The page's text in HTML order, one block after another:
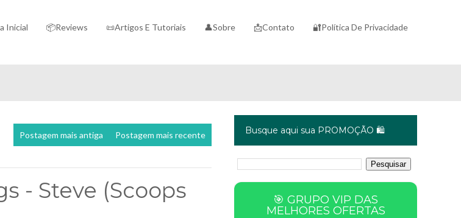
Inicial 📦Reviews 📜Artigos E Tutoriais 👤Sobre 📩Contato 🔐Política De Privacidade
Postagem mais recente
Postagem mais antiga
- Steve (Scoops
Busque aqui sua PROMOÇÃO 🛍️
🎯 GRUPO VIP DAS
MELHORES OFERTAS